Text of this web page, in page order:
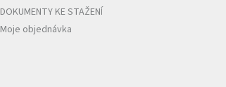
DOKUMENTY KE STAŽENÍ
Moje objednávka